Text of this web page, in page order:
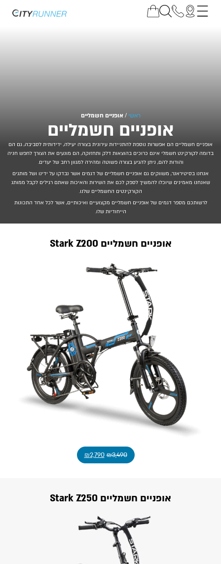
ראשי /אופניים חשמליים
אופניים חשמליים
אופניים חשמליים הם אפשרות נוספת להתניידות עירונית בצורה יעילה, ידידותית לסביבה, גם הם
בדומה לקורקינט חשמלי אינם כרוכים בהוצאות דלק ותחזוקה, הם מונעים את הצורך לחפש חניה
והודות להם, ניתן להגיע בצורה פשוטה ומהירה למגוון רחב של יעדים.
אנחנו בסיטיראנר, משווקים גם אופניים חשמליים של דגמים אשר נבדקו על ידינו ושל מותגים
שאנחנו מאמינים שיוכלו להמשיך לספק לכם את השירות והאיכות שאתם רגילים לקבל ממותג
הקורקינטים החשמליים שלנו.
לרשותכם מספר דגמים של אופניים חשמליים מקצועיים ואיכותיים, אשר לכל אחד התכונות
הייחודיות שלו.
אופניים חשמליים Stark Z200
₪3,490
₪2,790
אופניים חשמליים Stark Z250